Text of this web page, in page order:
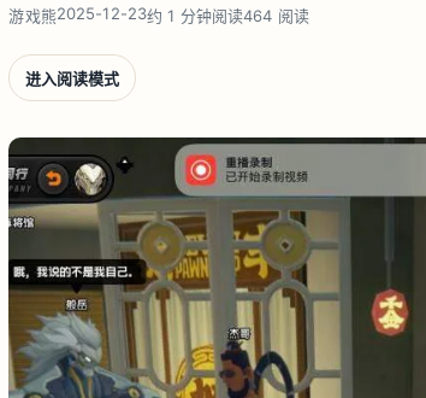
游戏熊2025-12-23约 1 分钟阅读464 阅读
进入阅读模式